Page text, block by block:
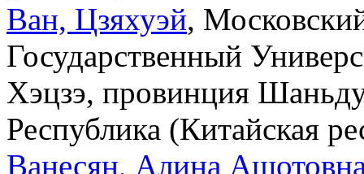
Ван, Цзяхуэй,
Государственный
Хэцзэ, провинция
Республика (Китайская
Ванесян, Алина